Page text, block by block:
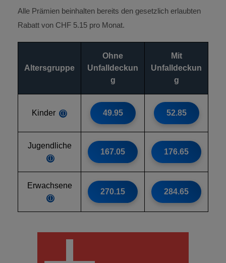
Alle Prämien beinhalten bereits den gesetzlich erlaubten
Rabatt von CHF 5.15 pro Monat.
Altersgruppe
Ohne
Unfalldeckun
g
Mit
Unfalldeckun
g
Kinder ⓘ 49.95 52.85
Jugendliche
ⓘ
167.05 176.65
Erwachsene
ⓘ
270.15 284.65